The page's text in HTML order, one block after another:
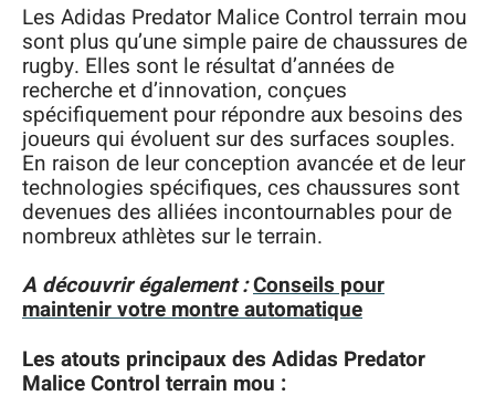
Les Adidas Predator Malice Control terrain mou
sont plus qu’une simple paire de chaussures de
rugby. Elles sont le résultat d’années de
recherche et d’innovation, conçues
spécifiquement pour répondre aux besoins des
joueurs qui évoluent sur des surfaces souples.
En raison de leur conception avancée et de leur
technologies spécifiques, ces chaussures sont
devenues des alliées incontournables pour de
nombreux athlètes sur le terrain.
A découvrir également :Conseils pour
maintenir votre montre automatique
Les atouts principaux des Adidas Predator
Malice Control terrain mou :